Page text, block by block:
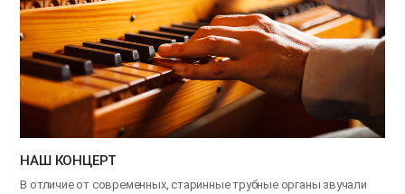
НАШ КОНЦЕРТ
В отличие от современных, старинные трубные органы звучали